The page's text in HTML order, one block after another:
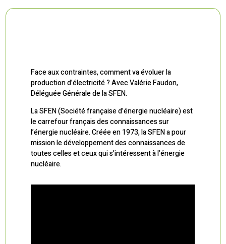
Face aux contraintes, comment va évoluer la
production d’électricité ? Avec Valérie Faudon,
Déléguée Générale de la SFEN.
La SFEN (Société française d’énergie nucléaire) est
le carrefour français des connaissances sur
l’énergie nucléaire. Créée en 1973, la SFEN a pour
mission le développement des connaissances de
toutes celles et ceux qui s’intéressent à l’énergie
nucléaire.